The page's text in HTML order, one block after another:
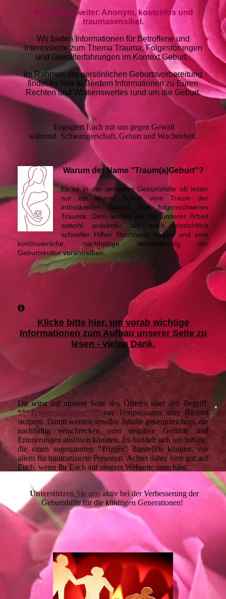
Wir helfen weiter. Anonym, kostenlos und
traumasensibel.
Wir bieten Informationen für Betroffene und
Interessierte zum Thema Trauma, Folgestörungen
und Gewalterfahrungen im Kontext Geburt.
Im Rahmen der persönlichen Geburtsvorbereitung
findet Ihr hier außerdem Informationen zu Euren
Rechten und Wissenswertes rund um die Geburt.
Engagiert Euch mit uns gegen Gewalt
während Schwangerschaft, Geburt und Wochenbett.
Warum der Name "Traum(a)Geburt"?
Es ist in der aktuellen Geburtshilfe oft leider
nur ein kleiner Schritt vom Traum der
individuellen Geburt zum folgenschweren
Trauma. Dem wollen wir mit unserer Arbeit
sowohl präventiv als auch hinsichtlich
schneller Hilfen Rechnung tragen und eine
kontinuierliche, nachhaltige Verbesserung der
Geburtskultur vorantreiben.
Klicke bitte hier, um vorab wichtige
Informationen zum Aufbau unserer Seite zu
lesen - vielen Dank.
Du wirst auf unserer Seite des Öfteren über den Begriff
***Triggerwarnung***
vor Textpassagen oder Bildern
stolpern. Damit werden sensible Inhalte gekennzeichnet, die
nachhaltig verschrecken oder negative Gefühle und
Erinnerungen auslösen könnten. Es handelt sich um Inhalte,
die einen sogenannten "Trigger" darstellen können, vor
allem für traumatisierte Personen. Achtet daher bitte gut auf
Euch, wenn Ihr Euch auf unserer Webseite umschaut.
Unterstützen Sie unsaktiv bei der Verbesserung der
Geburtshilfe für die künftigen Generationen!